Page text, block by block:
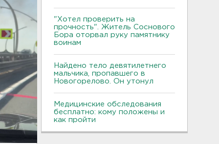
"Хотел проверить на
прочность". Житель Соснового
Бора оторвал руку памятнику
воинам
Найдено тело девятилетнего
мальчика, пропавшего в
Новогорелово. Он утонул
Медицинские обследования
бесплатно: кому положены и
как пройти